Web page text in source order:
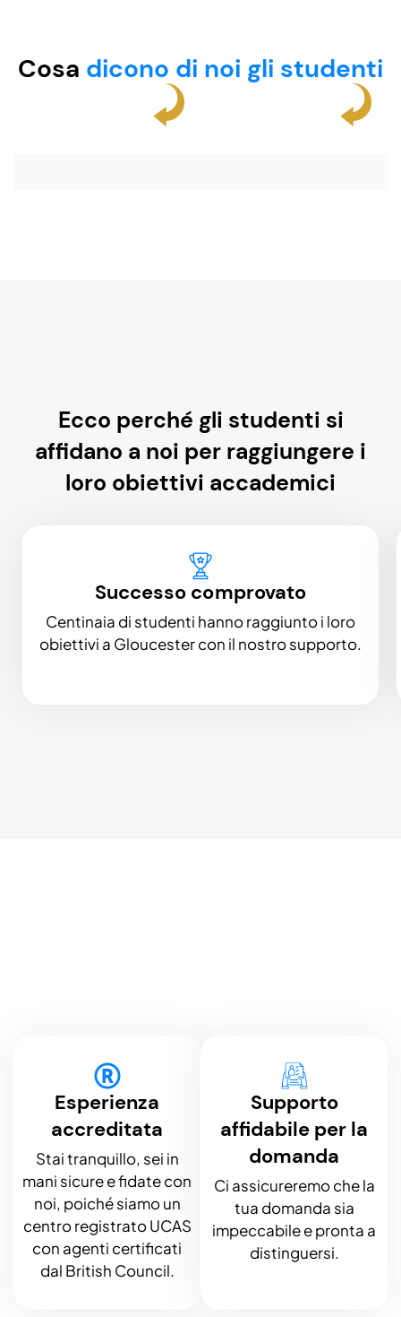
Cosa dicono di noi gli studenti
Ecco perché gli studenti si
affidano a noi per raggiungere i
loro obiettivi accademici
Successo comprovato
Centinaia di studenti hanno raggiunto i loro
obiettivi a Gloucester con il nostro supporto.
Esperienza
accreditata
Stai tranquillo, sei in
mani sicure e fidate con
noi, poiché siamo un
centro registrato UCAS
con agenti certificati
dal British Council.
Supporto
affidabile per la
domanda
Ci assicureremo che la
tua domanda sia
impeccabile e pronta a
distinguersi.